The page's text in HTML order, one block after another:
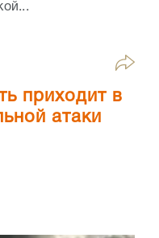
приходит в
атаки